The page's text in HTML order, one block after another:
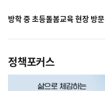
방학 중 초등돌봄교육 현장 방문
정책포커스